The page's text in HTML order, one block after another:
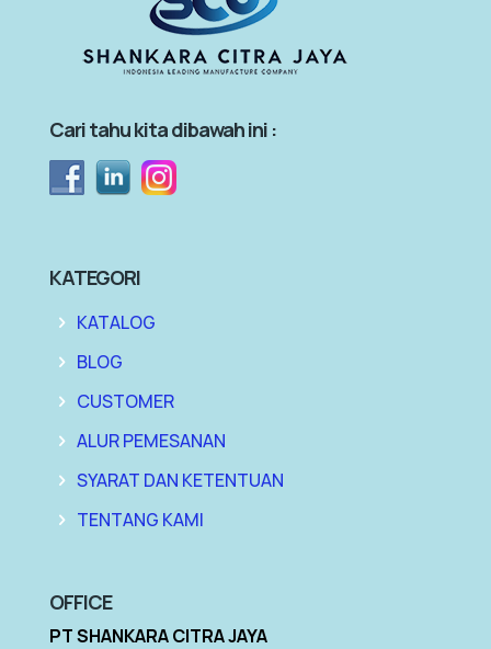
Cari tahu kita dibawah ini :
KATEGORI
KATALOG
BLOG
CUSTOMER
ALUR PEMESANAN
SYARAT DAN KETENTUAN
TENTANG KAMI
OFFICE
PT SHANKARA CITRA JAYA